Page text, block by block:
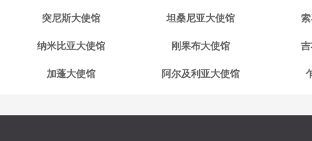
突尼斯大使馆 坦桑尼亚大使馆
纳米比亚大使馆 刚果布大使馆
加蓬大使馆 阿尔及利亚大使馆